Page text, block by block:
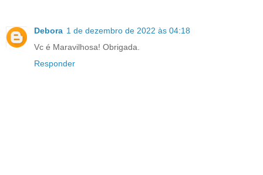
Debora 1 de dezembro de 2022 às 04:18
Vc é Maravilhosa! Obrigada.
Responder